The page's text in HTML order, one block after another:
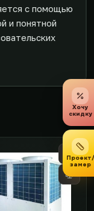
с помощью
и понятной
Хочу
скидку
Проект/
замер